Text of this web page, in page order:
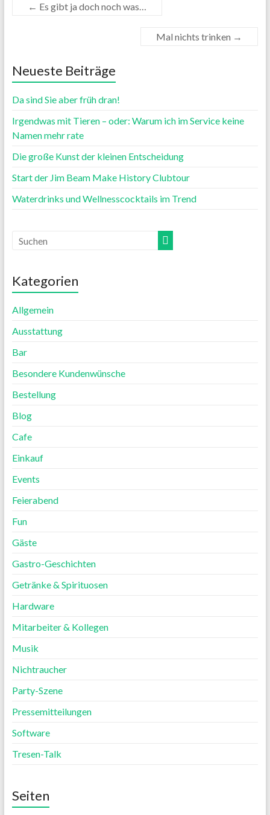
← Es gibt ja doch noch was…
Mal nichts trinken →
Neueste Beiträge
Da sind Sie aber früh dran!
Irgendwas mit Tieren – oder: Warum ich im Service keine
Namen mehr rate
Die große Kunst der kleinen Entscheidung
Start der Jim Beam Make History Clubtour
Waterdrinks und Wellnesscocktails im Trend
Kategorien
Allgemein
Ausstattung
Bar
Besondere Kundenwünsche
Bestellung
Blog
Cafe
Einkauf
Events
Feierabend
Fun
Gäste
Gastro-Geschichten
Getränke & Spirituosen
Hardware
Mitarbeiter & Kollegen
Musik
Nichtraucher
Party-Szene
Pressemitteilungen
Software
Tresen-Talk
Seiten